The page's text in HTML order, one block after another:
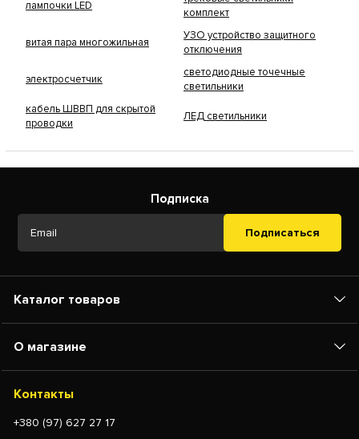
лампочки LED
комплект
витая пара многожильная
УЗО устройство защитного
отключения
электросчетчик
светодиодные точечные
светильники
кабель ШВВП для скрытой
проводки
ЛЕД светильники
Подписка
Подписаться
Каталог товаров
О магазине
Контакты
+380 (97) 627 27 17